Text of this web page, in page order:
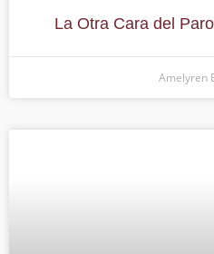
La Otra Cara del
Amelyren